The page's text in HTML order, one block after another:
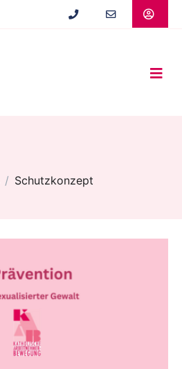
Schutzkonzept